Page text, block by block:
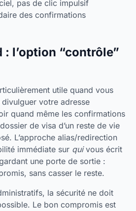
pas de clic impulsif
des confirmations
: l’option “contrôle”
utile quand vous
votre adresse
quand même les confirmations
de visa d’un reste de vie
L’approche alias/redirection
immédiate sur quivous écrit
une porte de sortie :
sans casser le reste.
la sécurité ne doit
Le bon compromis est